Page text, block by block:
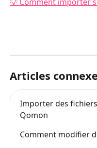
Articles
Importer des
Qomon
Comment modifier